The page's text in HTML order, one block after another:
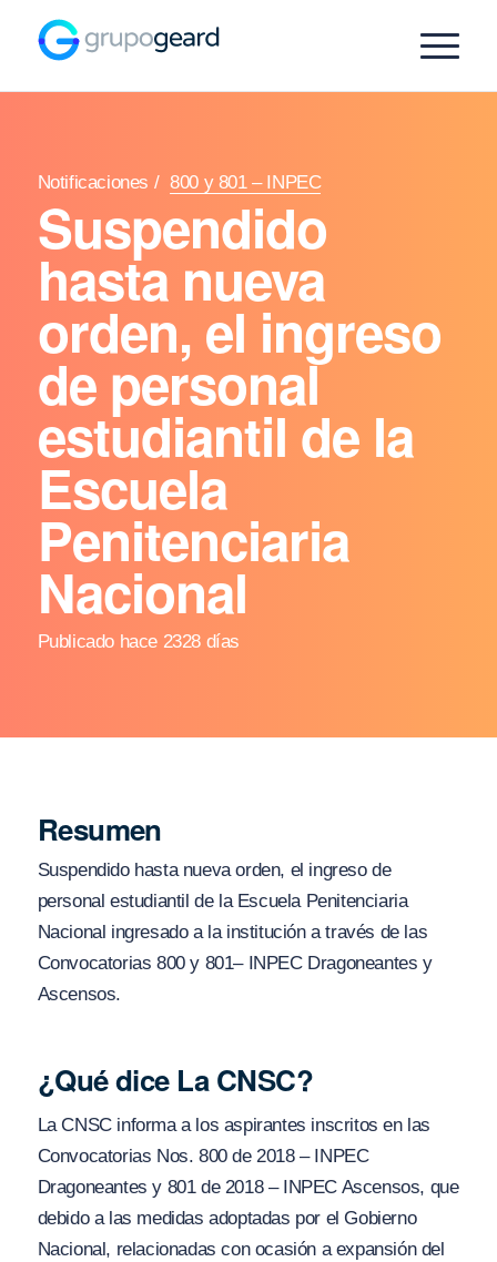
Notificaciones / 800 y 801 – INPEC
Suspendido
hasta nueva
orden, el ingreso
de personal
estudiantil de la
Escuela
Penitenciaria
Nacional
Publicado hace 2328 días
Resumen
Suspendido hasta nueva orden, el ingreso de
personal estudiantil de la Escuela Penitenciaria
Nacional ingresado a la institución a través de las
Convocatorias 800 y 801– INPEC Dragoneantes y
Ascensos.
¿Qué dice La CNSC?
La CNSC informa a los aspirantes inscritos en las
Convocatorias Nos. 800 de 2018 – INPEC
Dragoneantes y 801 de 2018 – INPEC Ascensos, que
debido a las medidas adoptadas por el Gobierno
Nacional, relacionadas con ocasión a expansión del